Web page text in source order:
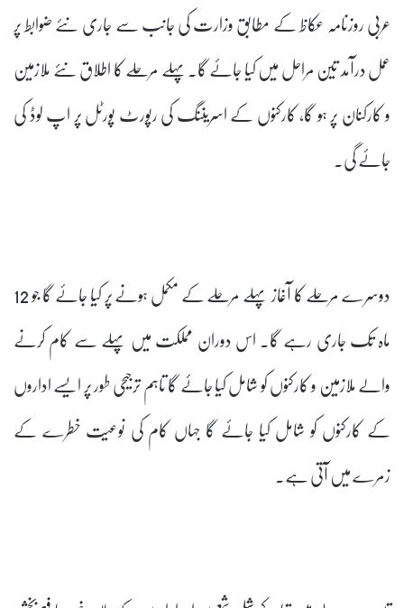
عربی روزنامہ عکاظ کے مطابق وزارت کی جانب سے جاری نئے ضوابط پر
عمل درآمد تین مراحل میں کیا جائے گا۔پہلے مرحلے کا اطلاق نئے ملازمین
و کارکنان پر ہو گا، کارکنوں کے اسریننگ کی رپورٹ پورٹل پر اپ لوڈ کی
جائے گی۔
دوسرے مرحلے کا آغاز پہلے مرحلے کے مکمل ہونے پر کیا جائے گا جو 12
ماہ تک جاری رہے گا۔ اس دوران مملکت میں پہلے سے کام کرنے
والے ملازمین و کارکنوں کو شامل کیا جائے گا تاہم ترجیحی طور پر ایسے اداروں
کے کارکنوں کو شامل کیا جائے گا جہاں کام کی نوعیت خطرے کے
زمرے میں آتی ہے۔